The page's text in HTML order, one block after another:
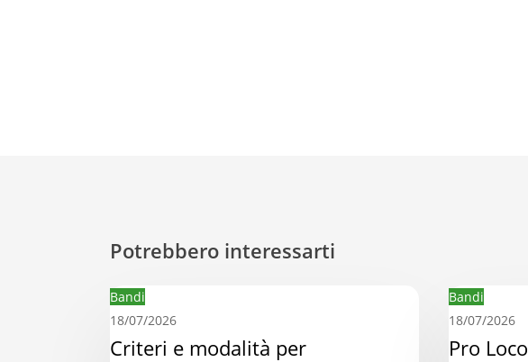
Potrebbero interessarti
Bandi
Criteri
e
modalità
18/07/2026
Criteri e modalità per
Bandi
Pro
Loco
lombarde
18/07/2026
Pro